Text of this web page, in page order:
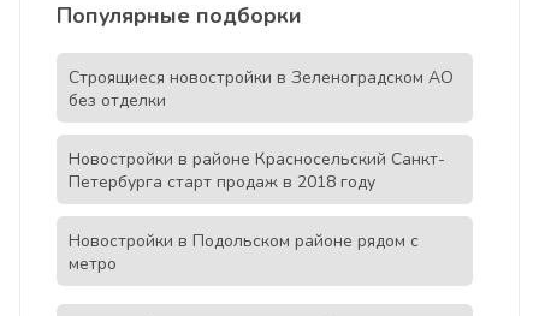
Популярные подборки
Строящиеся новостройки в Зеленоградском АО
без отделки
Новостройки в районе Красносельский Санкт-
Петербурга старт продаж в 2018 году
Новостройки в Подольском районе рядом с
метро